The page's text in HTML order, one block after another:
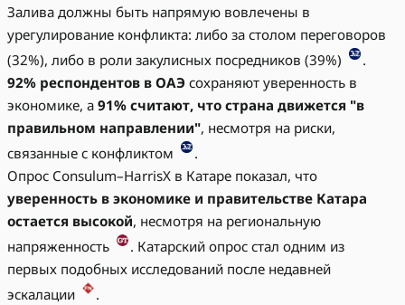
Залива должны быть напрямую вовлечены в
урегулирование конфликта: либо за столом переговоров
(32%), либо в роли закулисных посредников (39%)
.
92% респондентов в ОАЭ сохраняют уверенность в
экономике, а 91% считают, что страна движется "в
правильном направлении", несмотря на риски,
связанные с конфликтом
.
Опрос Consulum–HarrisX в Катаре показал, что
уверенность в экономике и правительстве Катара
остается высокой, несмотря на региональную
напряженность
. Катарский опрос стал одним из
первых подобных исследований после недавней
эскалации
.